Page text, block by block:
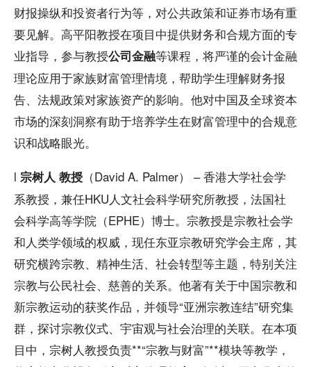
财报操纵和投资者行为等，对公共政策和证券市场有重
要见解。高平阳教授在项目中提供财务和合规方面的专
业指导，参与教授公司金融等课程，将严谨的会计金融
理论应用于家族财富管理情境，帮助学生理解财务报
告、法规政策对家族资产的影响。他对中国及全球资本
市场的深刻洞察有助于培养学生在财富管理中的合规意
识和战略眼光。
l 宗树人 教授 （David A. Palmer） – 香港大学社会学
系教授，兼任HKU人文社会科学研究所教授，法国社
会科学高等学院（EPHE）博士。宗教授是宗教社会学
和人类学领域的权威，现任东亚宗教研究学会主席，其
研究横跨宗教、精神生活、社会转型等主题，特别关注
宗教与公民社会、慈善的关系。他著有关于中国宗教和
新宗教运动的获奖作品，并领导“亚洲宗教连结”研究集
群，探讨宗教仪式、宇宙观与社会治理的关联。在本项
目中，宗树人教授负责**“宗教与财富”**模块等教学，